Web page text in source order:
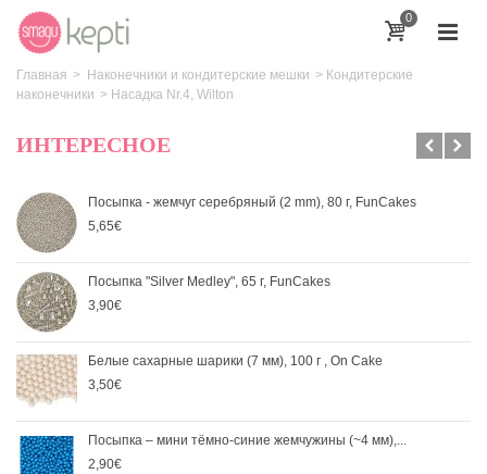
0
Главная > Наконечники и кондитерские мешки > Кондитерские
наконечники > Насадка Nr.4, Wilton
ИНТЕРЕСНОЕ
Посыпка - жемчуг серебряный (2 mm), 80 г, FunCakes
5,65€
Посыпка "Silver Medley", 65 г, FunCakes
3,90€
Белые сахарные шарики (7 мм), 100 г , On Cake
3,50€
Посыпка – мини тёмно-синие жемчужины (~4 мм),...
2,90€